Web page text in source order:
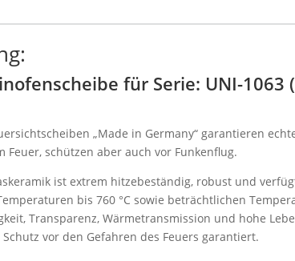
für Serie: UNI-1063
„Made in Germany“ garantieren
Feuer, schützen aber auch vor Funkenflug.
ist extrem hitzebeständig, robust und
bis 760 °C sowie beträchtlichen
Transparenz, Wärmetransmission und hohe
vor den Gefahren des Feuers garantiert.